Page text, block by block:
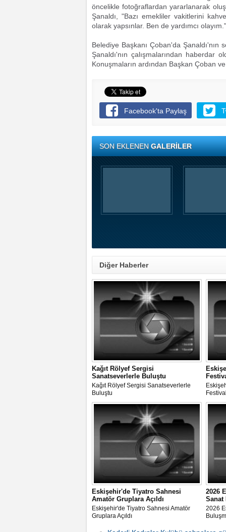
öncelikle fotoğraflardan yararlanarak
Şanaldı, "Bazı emekliler vakitlerini
olarak yapsınlar. Ben de yardımcı
Belediye Başkanı Çoban'da
Şanaldı'nın çalışmalarından
Konuşmaların ardından Başkan Çoban
Facebook'ta Paylaş
SON EKLENENGALERİLER
Diğer Haberler
Kağıt Rölyef Sergisi
Sanatseverlerle Buluştu
Kağıt Rölyef Sergisi Sanatseverlerle
Buluştu
Eskişehir'de Tiyatro Sahnesi
Amatör Gruplara Açıldı
Eskişehir'de Tiyatro Sahnesi Amatör
Gruplara Açıldı
2026
Sanat
2026